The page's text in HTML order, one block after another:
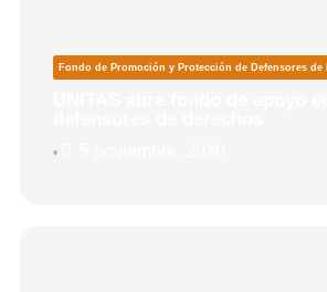
Fondo de Promoción y Protección de Defensores de
•